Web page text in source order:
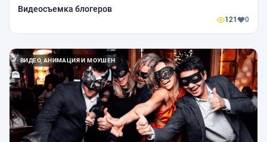
Видеосъемка блогеров
121 0
ВИДЕО, АНИМАЦИЯ И МОУШЕН